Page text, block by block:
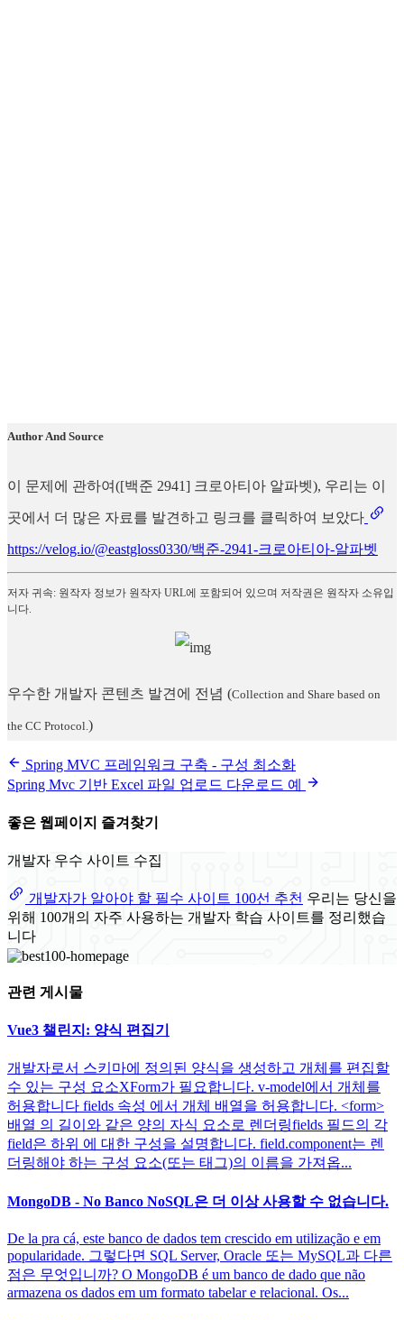
Author And Source
이 문제에 관하여([백준 2941] 크로아티아 알파벳), 우리는 이
곳에서 더 많은 자료를 발견하고 링크를 클릭하여 보았다
https://velog.io/@eastgloss0330/백준-2941-크로아티아-알파벳
저자 귀속: 원작자 정보가 원작자 URL에 포함되어 있으며 저작권은 원작자 소유입
니다.
우수한 개발자 콘텐츠 발견에 전념 (Collection and Share based on
the CC Protocol. )
Spring MVC 프레임워크 구축 - 구성 최소화
Spring Mvc 기반 Excel 파일 업로드 다운로드 예
좋은 웹페이지 즐겨찾기
개발자 우수 사이트 수집
개발자가 알아야 할 필수 사이트 100선 추천 우리는 당신을
위해 100개의 자주 사용하는 개발자 학습 사이트를 정리했습
니다
관련 게시물
Vue3 챌린지: 양식 편집기
개발자로서 스키마에 정의된 양식을 생성하고 개체를 편집할
수 있는 구성 요소XForm가 필요합니다. v-model에서 개체를
허용합니다 fields 속성 에서 개체 배열을 허용합니다. <form>
배열 의 길이와 같은 양의 자식 요소로 렌더링fields 필드의 각
field은 하위 에 대한 구성을 설명합니다. field.component는 렌
더링해야 하는 구성 요소(또는 태그)의 이름을 가져옵...
MongoDB - No Banco NoSQL은 더 이상 사용할 수 없습니다.
De la pra cá, este banco de dados tem crescido em utilização e em
popularidade. 그렇다면 SQL Server, Oracle 또는 MySQL과 다른
점은 무엇입니까? O MongoDB é um banco de dado que não
armazena os dados em um formato tabelar e relacional. Os...